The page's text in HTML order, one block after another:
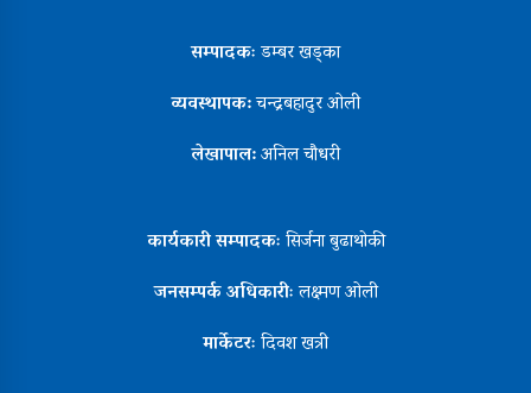
सम्पादकःडम्बर खड्का
व्यवस्थापक:चन्द्रबहादुर ओली
लेखापाल:अनिल चौधरी
कार्यकारी सम्पादकःसिर्जना बुढाथोकी
जनसम्पर्क अधिकारीःलक्ष्मण ओली
मार्केटरःदिवश खत्री